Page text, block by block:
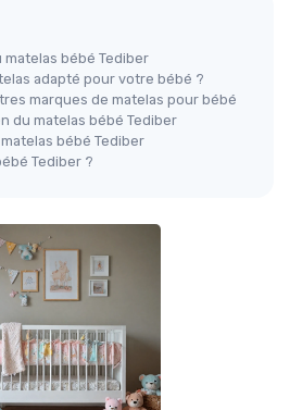
bébé Tediber
adapté pour votre bébé ?
marques de matelas pour bébé
du matelas bébé Tediber
bébé Tediber
Tediber ?